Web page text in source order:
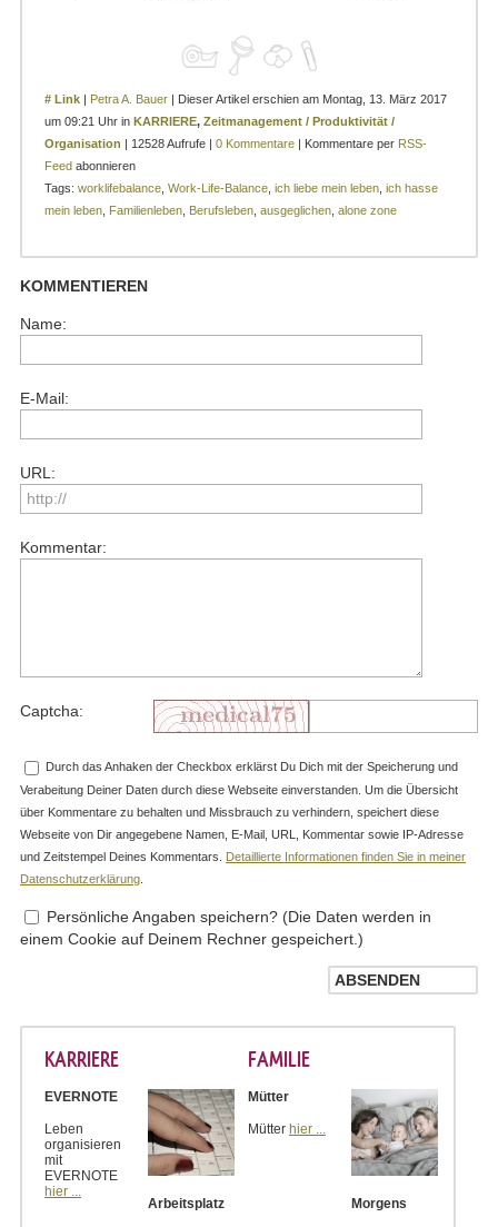
# Link | Petra A. Bauer | Dieser Artikel erschien am Montag, 13. März 2017
um 09:21 Uhr in KARRIERE, Zeitmanagement / Produktivität /
Organisation | 12528 Aufrufe | 0 Kommentare | Kommentare per RSS-
Feed abonnieren
Tags: worklifebalance Work-Life-Balance ich liebe mein leben ich hasse
mein leben Familienleben Berufsleben ausgeglichen alone zone
KOMMENTIEREN
Name:
E-Mail:
URL:
Kommentar:
Captcha:
Durch das Anhaken der Checkbox erklärst Du Dich mit der Speicherung und
Verabeitung Deiner Daten durch diese Webseite einverstanden. Um die Übersicht
über Kommentare zu behalten und Missbrauch zu verhindern, speichert diese
Webseite von Dir angegebene Namen, E-Mail, URL, Kommentar sowie IP-Adresse
und Zeitstempel Deines Kommentars. Detaillierte Informationen finden Sie in meiner
Datenschutzerklärung
Persönliche Angaben speichern? (Die Daten werden in
einem Cookie auf Deinem Rechner gespeichert.)
KARRIERE
EVERNOTE
Leben
organisieren
mit
EVERNOTE
hier ...
Arbeitsplatz
FAMILIE
Mütter
Mütter hier ...
Morgens